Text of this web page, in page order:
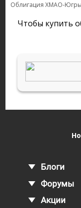
Облигация ХМАО-Югры
Чтобы купить
Блоги
Форумы
Акции